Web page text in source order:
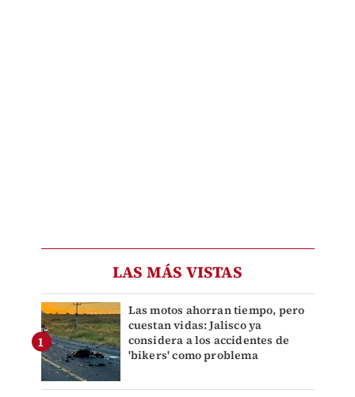
LAS MÁS VISTAS
Las motos ahorran tiempo, pero
cuestan vidas: Jalisco ya
considera a los accidentes de
'bikers' como problema